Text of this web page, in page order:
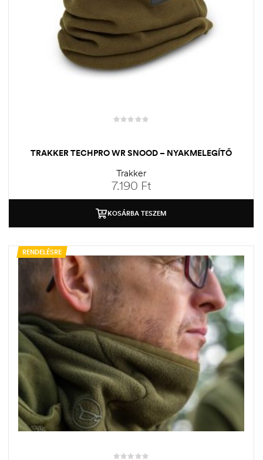
TRAKKER TECHPRO WR SNOOD – NYAKMELEGÍTŐ
Trakker
7.190 Ft
KOSÁRBA TESZEM
RENDELÉSRE